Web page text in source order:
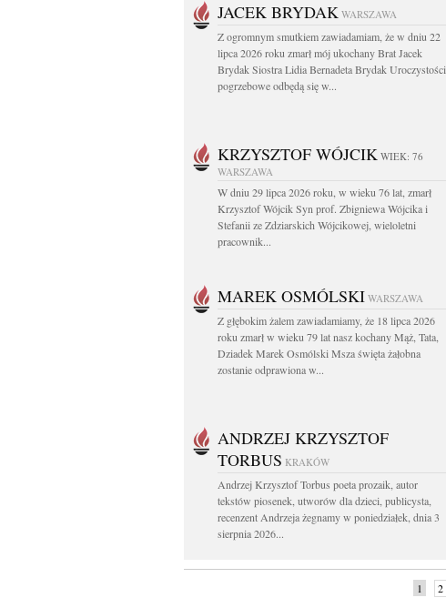
JACEK BRYDAK WARSZAWA
Z ogromnym smutkiem zawiadamiam, że w dniu 22
lipca 2026 roku zmarł mój ukochany Brat Jacek
Brydak Siostra Lidia Bernadeta Brydak Uroczystości
pogrzebowe odbędą się w...
KRZYSZTOF WÓJCIK WIEK: 76
WARSZAWA
W dniu 29 lipca 2026 roku, w wieku 76 lat, zmarł
Krzysztof Wójcik Syn prof. Zbigniewa Wójcika i
Stefanii ze Zdziarskich Wójcikowej, wieloletni
pracownik...
MAREK OSMÓLSKI WARSZAWA
Z głębokim żalem zawiadamiamy, że 18 lipca 2026
roku zmarł w wieku 79 lat nasz kochany Mąż, Tata,
Dziadek Marek Osmólski Msza święta żałobna
zostanie odprawiona w...
ANDRZEJ KRZYSZTOF
TORBUS KRAKÓW
Andrzej Krzysztof Torbus poeta prozaik, autor
tekstów piosenek, utworów dla dzieci, publicysta,
recenzent Andrzeja żegnamy w poniedziałek, dnia 3
sierpnia 2026...
1 2